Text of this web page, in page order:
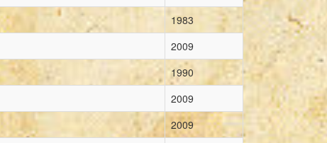
1983
2009
1990
2009
2009